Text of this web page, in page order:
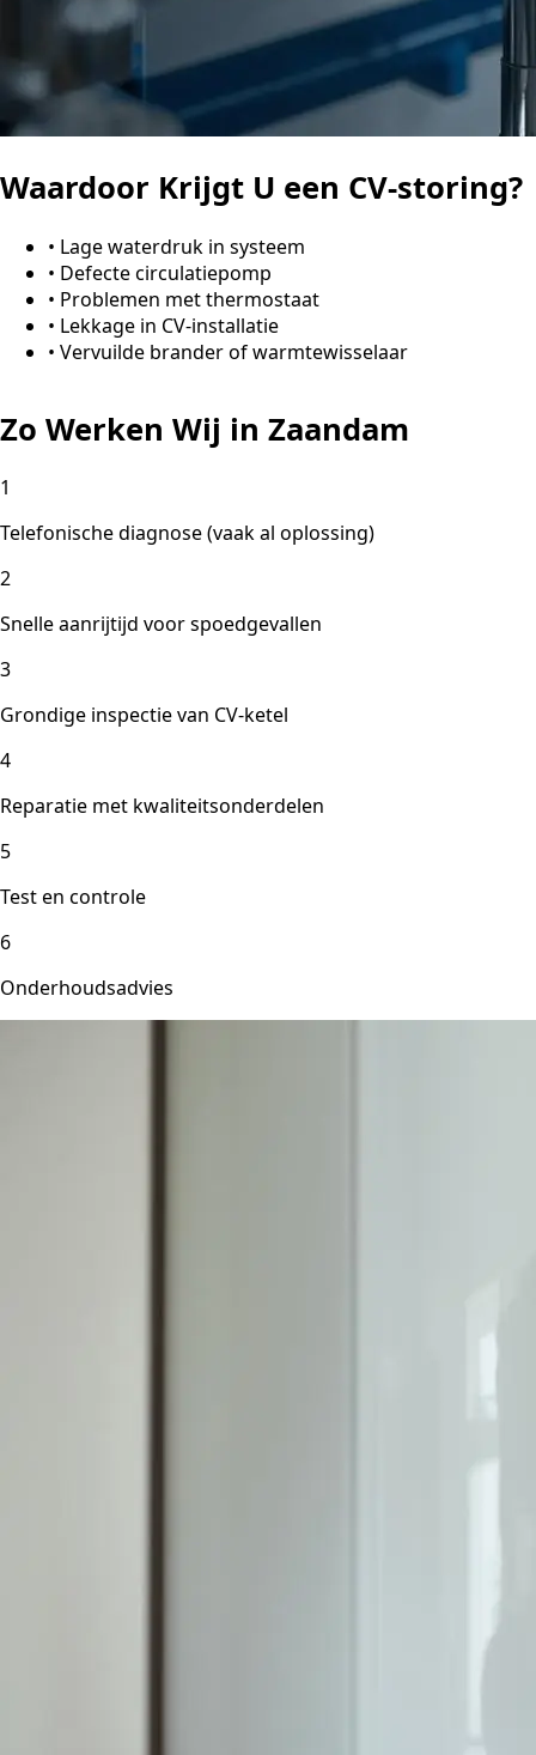
Waardoor Krijgt U een CV-storing?
• Lage waterdruk in systeem
• Defecte circulatiepomp
• Problemen met thermostaat
• Lekkage in CV-installatie
• Vervuilde brander of warmtewisselaar
Zo Werken Wij in Zaandam
1
Telefonische diagnose (vaak al oplossing)
2
Snelle aanrijtijd voor spoedgevallen
3
Grondige inspectie van CV-ketel
4
Reparatie met kwaliteitsonderdelen
5
Test en controle
6
Onderhoudsadvies